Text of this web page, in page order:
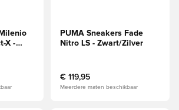
X -
PUMA Sneakers Fade
Nitro LS - Zwart/Zilver
€ 119,95
Meerdere maten beschikbaar